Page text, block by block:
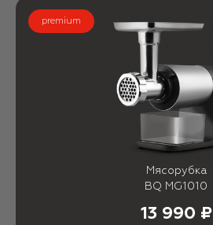
premium
Мясорубка
BQ MG1010
13 990 ₽